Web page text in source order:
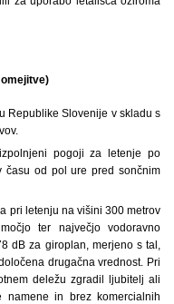
Republike Slovenije v skladu s
pogoji za letenje po
času od pol ure pred sončnim
pri letenju na višini 300 metrov
ter največjo vodoravno
dB za giroplan, merjeno s tal,
drugačna vrednost. Pri
deležu zgradil ljubitelj ali
namene in brez komercialnih